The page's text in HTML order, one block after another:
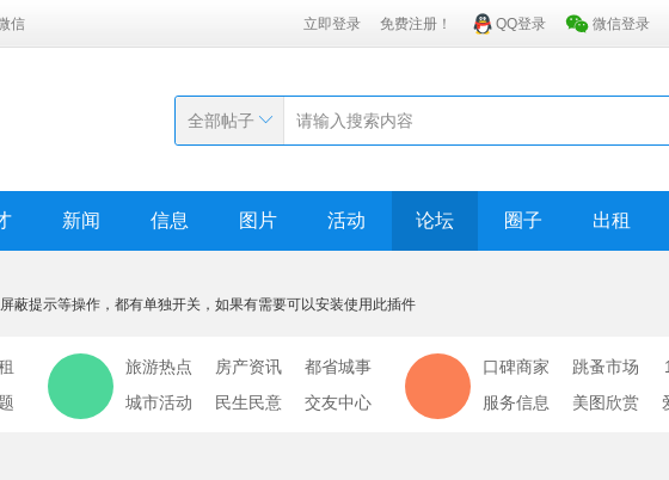
信 立即登录 免费注册！ QQ登录 微信登录
全部帖子
新闻 信息 图片 活动 论坛 圈子 出租
蔽提示等操作，都有单独开关，如果有需要可以安装使用此插件
旅游热点 房产资讯
都省城事
城市活动
民生民意 交友中心
口碑商家 跳蚤市场
服务信息
美图欣赏